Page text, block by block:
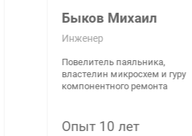
Керженцева Елена
Администратор
Великий распорядитель
списков и повелитель букв,
администратор всея сети
Опыт 5 лет